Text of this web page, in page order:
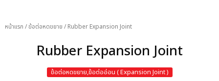
หน้าแรก /ข้อต่อหดขยาย / Rubber Expansion Joint
Rubber Expansion Joint
ข้อต่อหดขยาย,ข้อต่ออ่อน ( Expansion Joint )